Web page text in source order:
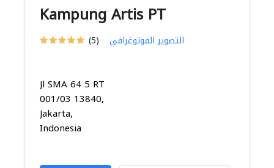
Kampung Artis PT
(5) التصوير الفوتوغرافي
Jl SMA 64 5 RT
001/03 13840,
Jakarta,
Indonesia